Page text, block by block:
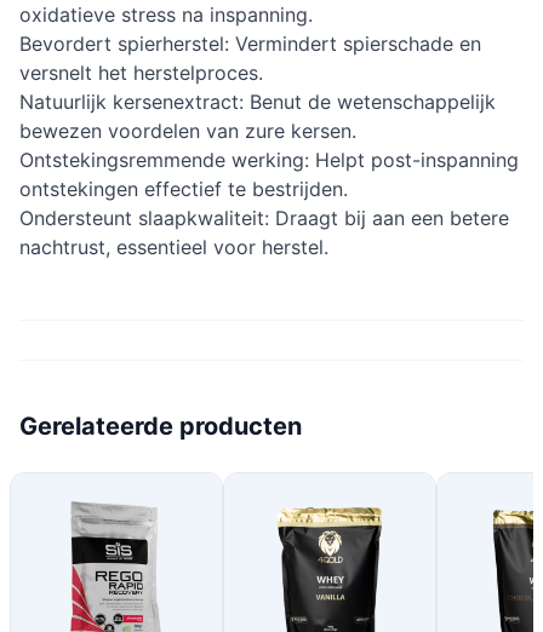
oxidatieve stress na inspanning.
Bevordert spierherstel: Vermindert spierschade en
versnelt het herstelproces.
Natuurlijk kersenextract: Benut de wetenschappelijk
bewezen voordelen van zure kersen.
Ontstekingsremmende werking: Helpt post-inspanning
ontstekingen effectief te bestrijden.
Ondersteunt slaapkwaliteit: Draagt bij aan een betere
nachtrust, essentieel voor herstel.
Gerelateerde producten